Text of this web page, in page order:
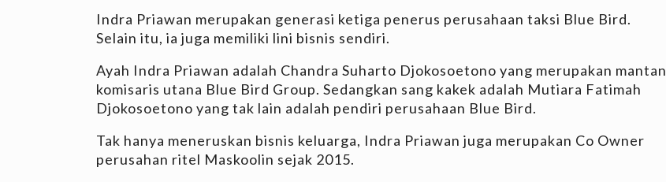
Indra Priawan merupakan generasi ketiga penerus perusahaan taksi Blue Bird.
Selain itu, ia juga memiliki lini bisnis sendiri.
Ayah Indra Priawan adalah Chandra Suharto Djokosoetono yang merupakan mantan
komisaris utana Blue Bird Group. Sedangkan sang kakek adalah Mutiara Fatimah
Djokosoetono yang tak lain adalah pendiri perusahaan Blue Bird.
Tak hanya meneruskan bisnis keluarga, Indra Priawan juga merupakan Co Owner
perusahan ritel Maskoolin sejak 2015.